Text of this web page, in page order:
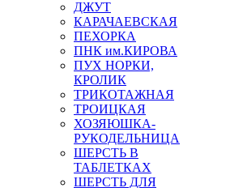
ДЖУТ
КАРАЧАЕВСКАЯ
ПЕХОРКА
ПНК им.КИРОВА
ПУХ НОРКИ,
КРОЛИК
ТРИКОТАЖНАЯ
ТРОИЦКАЯ
ХОЗЯЮШКА-
РУКОДЕЛЬНИЦА
ШЕРСТЬ В
ТАБЛЕТКАХ
ШЕРСТЬ ДЛЯ